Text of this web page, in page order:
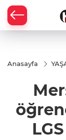
Anasayfa